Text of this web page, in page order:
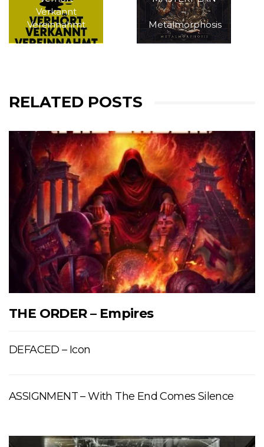
Verkannt
Vereinnahmt
–
Metalmorphosis
RELATED POSTS
THE ORDER – Empires
DEFACED – Icon
ASSIGNMENT – With The End Comes Silence